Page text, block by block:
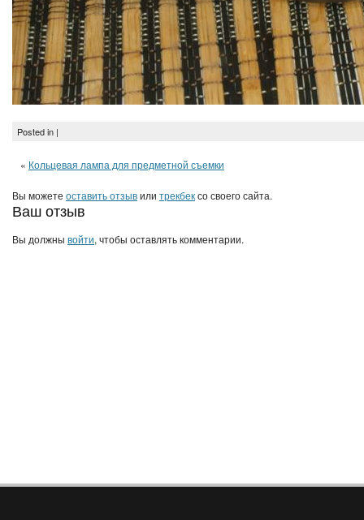
Posted in |
« Кольцевая лампа для предметной съемки
Вы можете оставить отзывили трекбексо своего сайта.
Ваш отзыв
Вы должны войти, чтобы оставлять комментарии.